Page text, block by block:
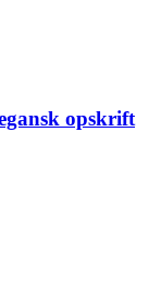
opskrift